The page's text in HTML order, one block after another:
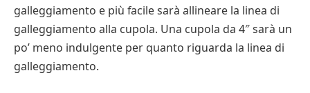
galleggiamento e più facile sarà allineare la linea di
galleggiamento alla cupola. Una cupola da 4″ sarà un
po’ meno indulgente per quanto riguarda la linea di
galleggiamento.